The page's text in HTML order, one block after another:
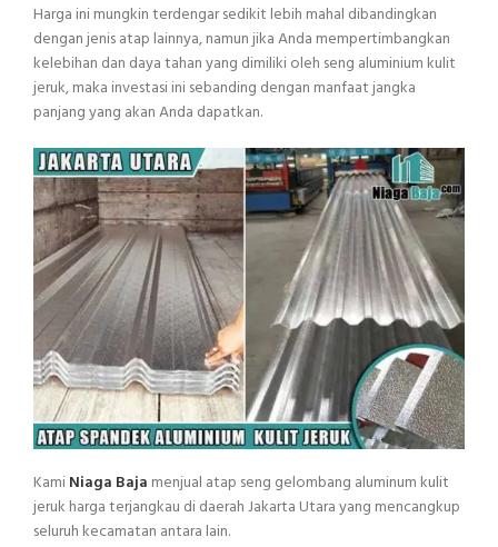
Harga ini mungkin terdengar sedikit lebih mahal dibandingkan
dengan jenis atap lainnya, namun jika Anda mempertimbangkan
kelebihan dan daya tahan yang dimiliki oleh seng aluminium kulit
jeruk, maka investasi ini sebanding dengan manfaat jangka
panjang yang akan Anda dapatkan.
KamiNiaga Baja menjual atap seng gelombang aluminum kulit
jeruk harga terjangkau di daerah Jakarta Utara yang mencangkup
seluruh kecamatan antara lain.